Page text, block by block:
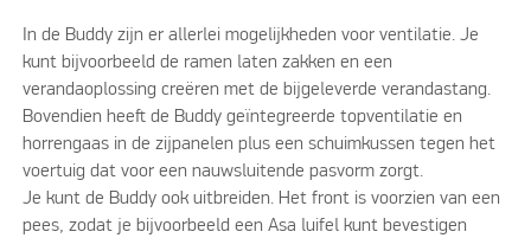
In de Buddy zijn er allerlei mogelijkheden voor ventilatie. Je
kunt bijvoorbeeld de ramen laten zakken en een
verandaoplossing creëren met de bijgeleverde verandastang.
Bovendien heeft de Buddy geïntegreerde topventilatie en
horrengaas in de zijpanelen plus een schuimkussen tegen het
voertuig dat voor een nauwsluitende pasvorm zorgt.
Je kunt de Buddy ook uitbreiden. Het front is voorzien van een
pees, zodat je bijvoorbeeld een Asa luifel kunt bevestigen